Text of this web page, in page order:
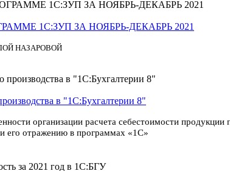
1С:ЗУП ЗА НОЯБРЬ-ДЕКАБРЬ 2021
НАЗАРОВОЙ
в "1С:Бухгалтерии 8"
организации расчета себестоимости продукции
его отражению в программах «1С»